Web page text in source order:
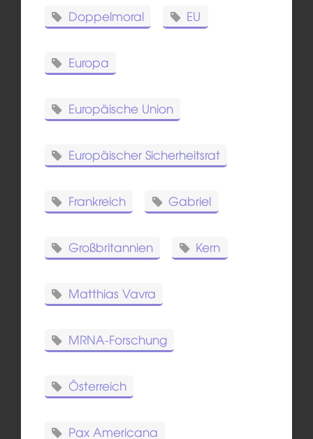
Doppelmoral EU
Europa
Europäische Union
Europäischer Sicherheitsrat
Frankreich Gabriel
Großbritannien Kern
Matthias Vavra
MRNA-Forschung
Österreich
Pax Americana